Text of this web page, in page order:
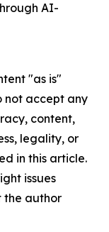
AI-
"as is"
not accept any
content,
legality, or
in this article.
issues
the author